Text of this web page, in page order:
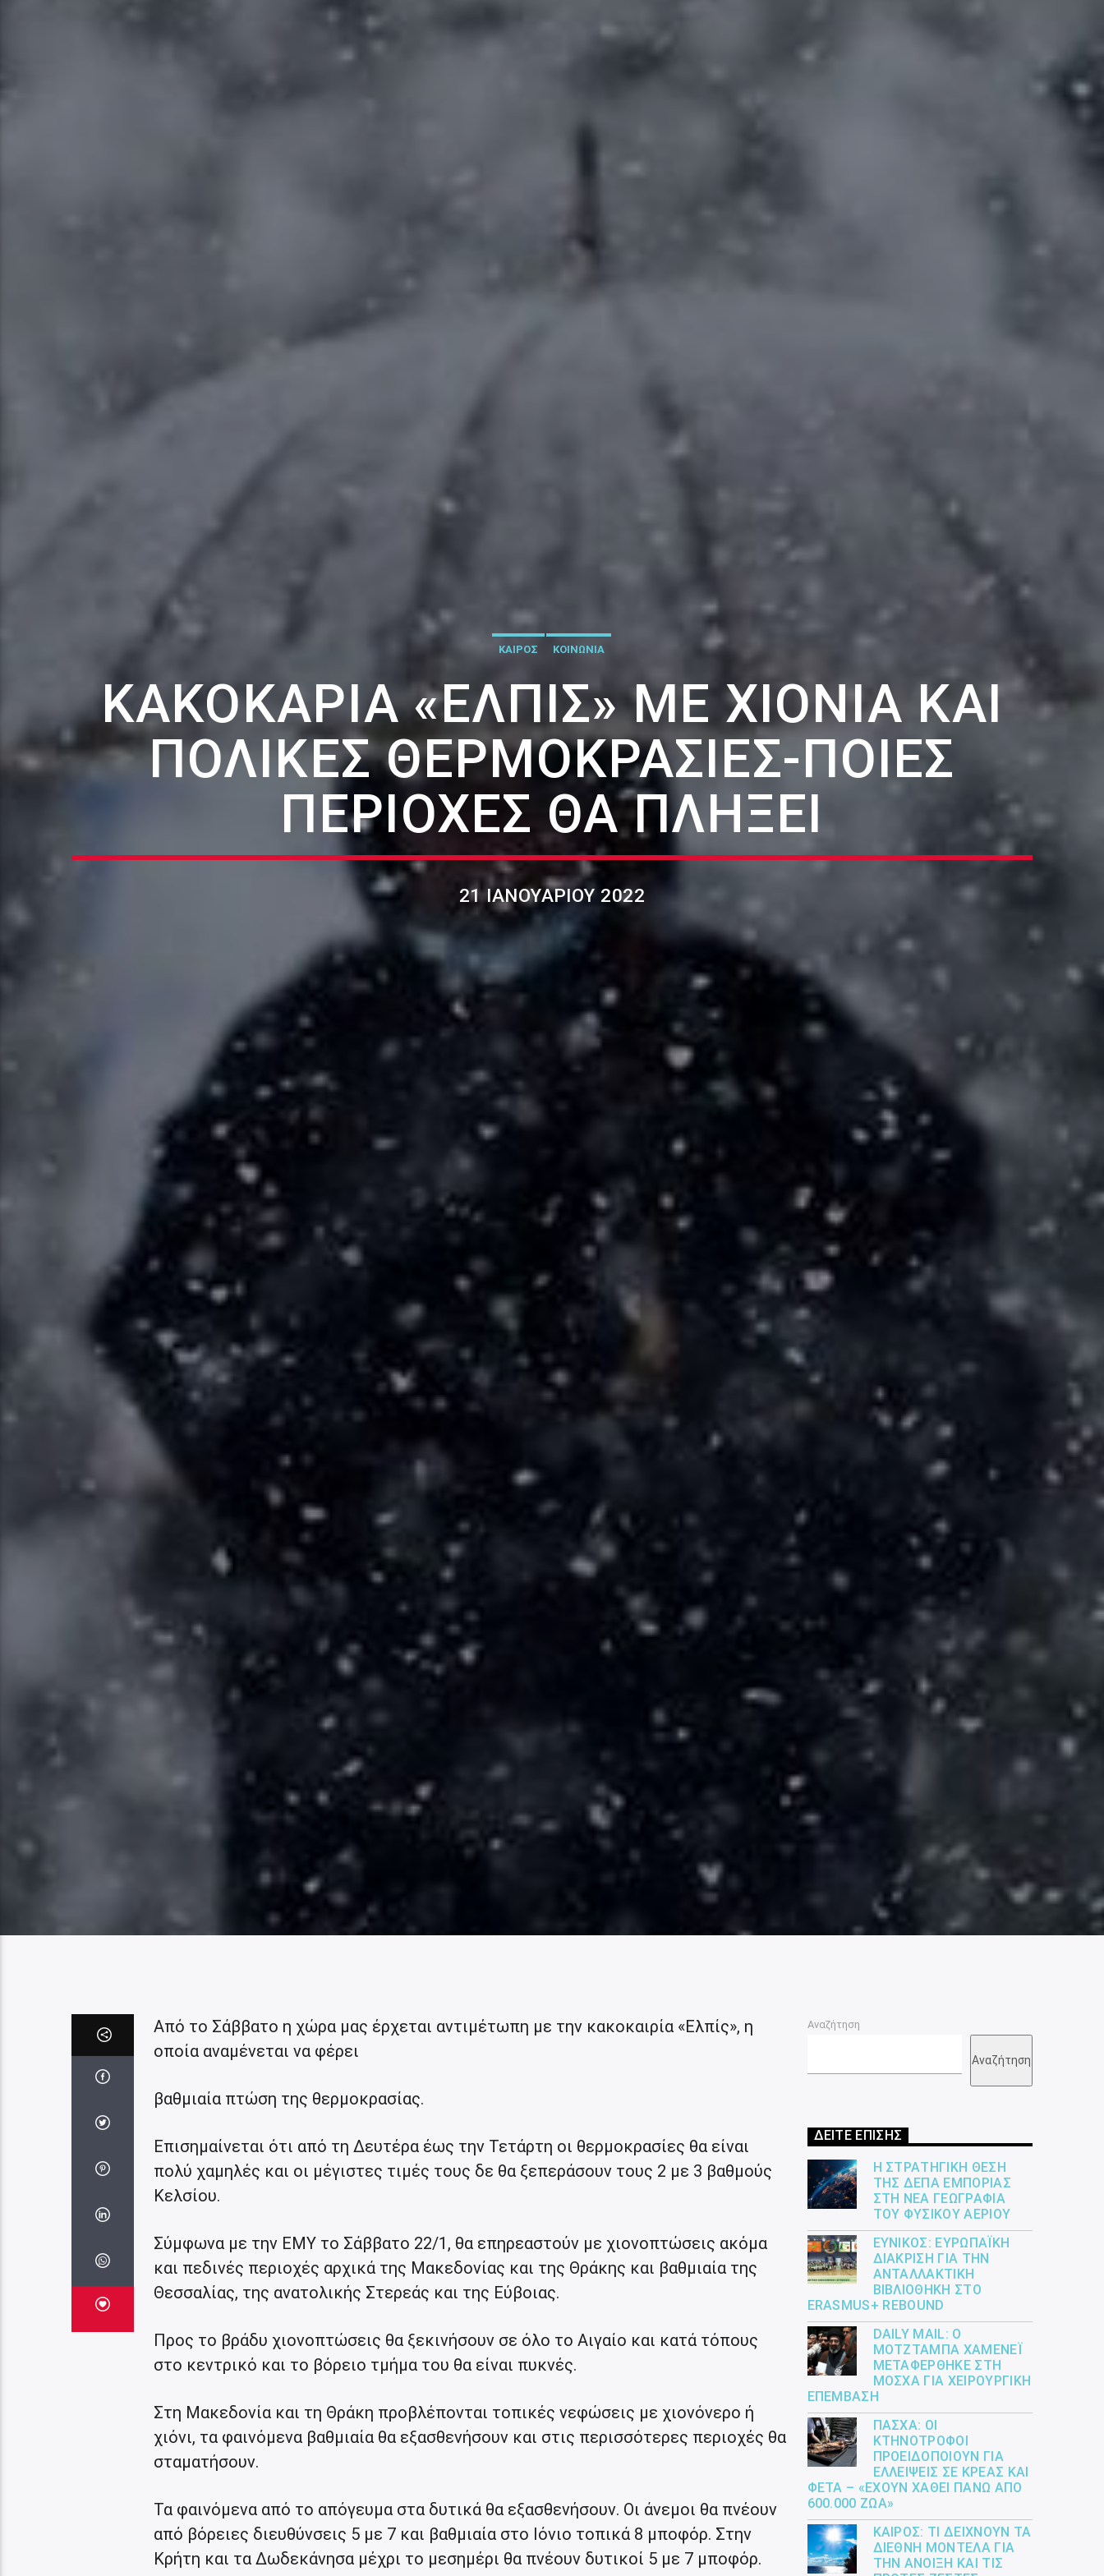
ΚΑΙΡΟΣ ΚΟΙΝΩΝΙΑ
ΚΑΚΟΚΑΡΊΑ «ΕΛΠΊΣ» ΜΕ ΧΙΌΝΙΑ ΚΑΙ
ΠΟΛΙΚΈΣ ΘΕΡΜΟΚΡΑΣΊΕΣ-ΠΟΙΕΣ
ΠΕΡΙΟΧΈΣ ΘΑ ΠΛΉΞΕΙ
21 ΙΑΝΟΥΑΡΊΟΥ 2022
Από το Σάββατο η χώρα μας έρχεται αντιμέτωπη με την κακοκαιρία «Ελπίς», η
οποία αναμένεται να φέρει
βαθμιαία πτώση της θερμοκρασίας.
Επισημαίνεται ότι από τη Δευτέρα έως την Τετάρτη οι θερμοκρασίες θα είναι
πολύ χαμηλές και οι μέγιστες τιμές τους δε θα ξεπεράσουν τους 2 με 3 βαθμούς
Κελσίου.
Σύμφωνα με την ΕΜΥ το Σάββατο 22/1, θα επηρεαστούν με χιονοπτώσεις ακόμα
και πεδινές περιοχές αρχικά της Μακεδονίας και της Θράκης και βαθμιαία της
Θεσσαλίας, της ανατολικής Στερεάς και της Εύβοιας.
Προς το βράδυ χιονοπτώσεις θα ξεκινήσουν σε όλο το Αιγαίο και κατά τόπους
στο κεντρικό και το βόρειο τμήμα του θα είναι πυκνές.
Στη Μακεδονία και τη Θράκη προβλέπονται τοπικές νεφώσεις με χιονόνερο ή
χιόνι, τα φαινόμενα βαθμιαία θα εξασθενήσουν και στις περισσότερες περιοχές θα
σταματήσουν.
Τα φαινόμενα από το απόγευμα στα δυτικά θα εξασθενήσουν. Οι άνεμοι θα πνέουν
από βόρειες διευθύνσεις 5 με 7 και βαθμιαία στο Ιόνιο τοπικά 8 μποφόρ. Στην
Κρήτη και τα Δωδεκάνησα μέχρι το μεσημέρι θα πνέουν δυτικοί 5 με 7 μποφόρ.
Αναζήτηση
Αναζήτηση
ΔΕΙΤΕ ΕΠΙΣΗΣ
Η ΣΤΡΑΤΗΓΙΚΉ ΘΈΣΗ
ΤΗΣ ΔΕΠΑ ΕΜΠΟΡΊΑΣ
ΣΤΗ ΝΈΑ ΓΕΩΓΡΑΦΊΑ
ΤΟΥ ΦΥΣΙΚΟΎ ΑΕΡΊΟΥ
ΕΎΝΙΚΟΣ: ΕΥΡΩΠΑΪΚΉ
ΔΙΆΚΡΙΣΗ ΓΙΑ ΤΗΝ
ΑΝΤΑΛΛΑΚΤΙΚΉ
ΒΙΒΛΙΟΘΉΚΗ ΣΤΟ
ERASMUS+ REBOUND
DAILY MAIL: Ο
ΜΟΤΖΤΆΜΠΑ ΧΑΜΕΝΕΪ́
ΜΕΤΑΦΈΡΘΗΚΕ ΣΤΗ
ΜΌΣΧΑ ΓΙΑ ΧΕΙΡΟΥΡΓΙΚΉ
ΕΠΈΜΒΑΣΗ
ΠΆΣΧΑ: ΟΙ
ΚΤΗΝΟΤΡΌΦΟΙ
ΠΡΟΕΙΔΟΠΟΙΟΎΝ ΓΙΑ
ΕΛΛΕΊΨΕΙΣ ΣΕ ΚΡΈΑΣ ΚΑΙ
ΦΈΤΑ – «ΈΧΟΥΝ ΧΑΘΕΊ ΠΆΝΩ ΑΠΌ
600.000 ΖΏΑ»
ΚΑΙΡΌΣ: ΤΙ ΔΕΊΧΝΟΥΝ ΤΑ
ΔΙΕΘΝΉ ΜΟΝΤΈΛΑ ΓΙΑ
ΤΗΝ ΆΝΟΙΞΗ ΚΑΙ ΤΙΣ